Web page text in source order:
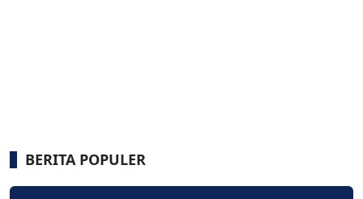
BERITA POPULER